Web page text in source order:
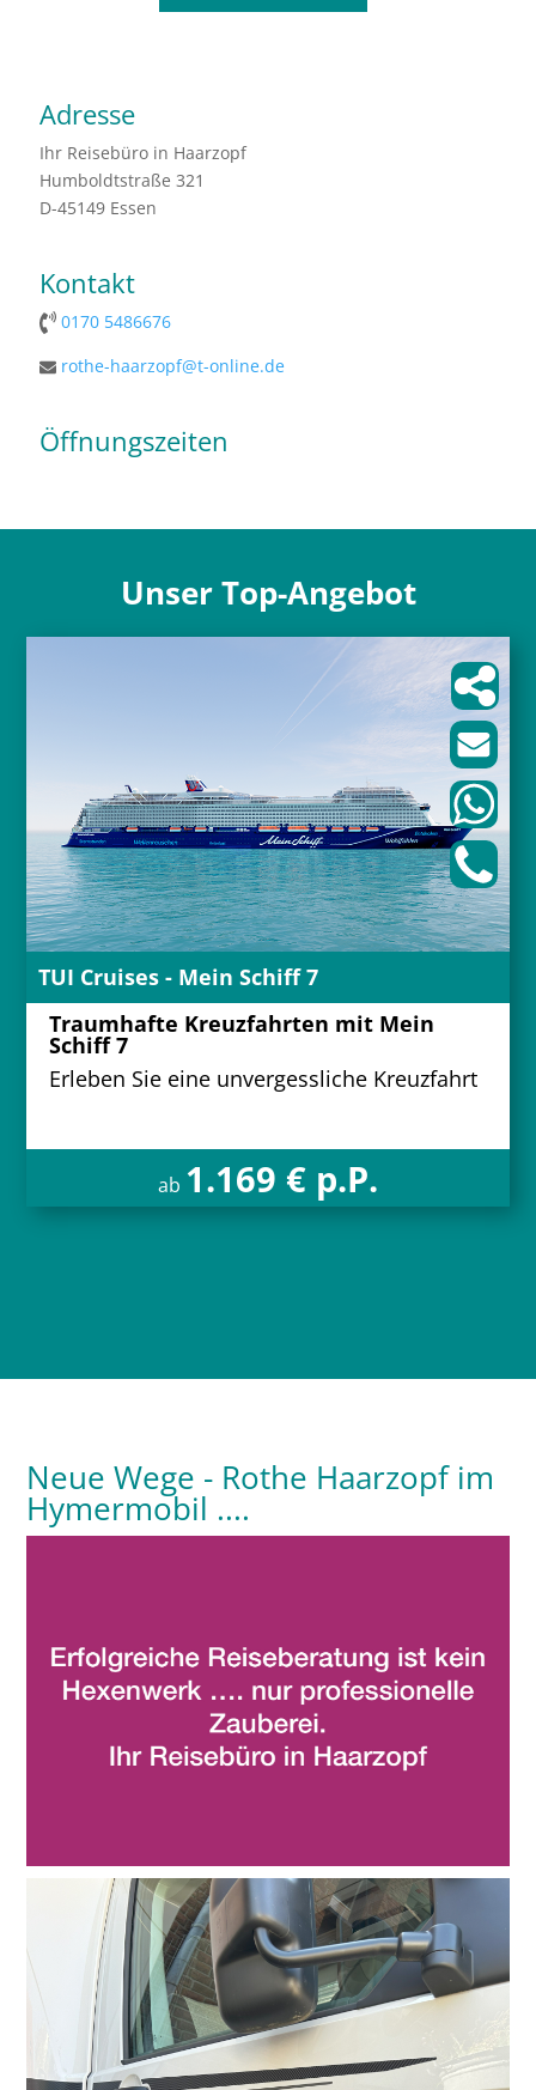
Adresse
Ihr Reisebüro in Haarzopf
Humboldtstraße 321
D-45149 Essen
Kontakt
0170 5486676
rothe-haarzopf@t-online.de
Öffnungszeiten
Unser Top-Angebot
TUI Cruises - Mein Schiff 7
Traumhafte Kreuzfahrten mit Mein
Schiff 7
Erleben Sie eine unvergessliche Kreuzfahrt
ab 1.169 € p.P.
Neue Wege - Rothe Haarzopf im
Hymermobil ....